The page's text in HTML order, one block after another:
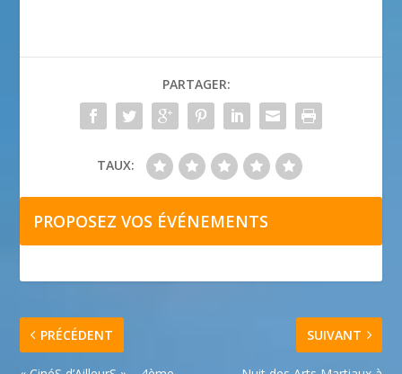
PARTAGER:
TAUX:
PROPOSEZ VOS ÉVÉNEMENTS
PRÉCÉDENT SUIVANT